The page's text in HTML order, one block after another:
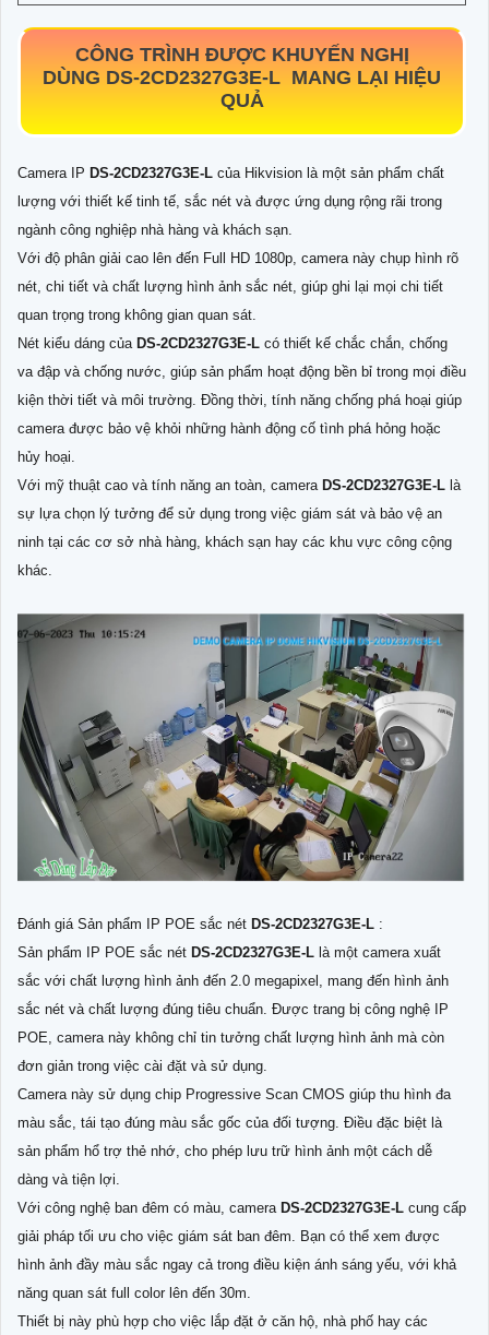
CÔNG TRÌNH ĐƯỢC KHUYẾN NGHỊ
DÙNG DS-2CD2327G3E-L MANG LẠI HIỆU
QUẢ
Camera IP DS-2CD2327G3E-L của Hikvision là một sản phẩm chất
lượng với thiết kế tinh tế, sắc nét và được ứng dụng rộng rãi trong
ngành công nghiệp nhà hàng và khách sạn.
Với độ phân giải cao lên đến Full HD 1080p, camera này chụp hình rõ
nét, chi tiết và chất lượng hình ảnh sắc nét, giúp ghi lại mọi chi tiết
quan trọng trong không gian quan sát.
Nét kiểu dáng của DS-2CD2327G3E-L có thiết kế chắc chắn, chống
va đập và chống nước, giúp sản phẩm hoạt động bền bỉ trong mọi điều
kiện thời tiết và môi trường. Đồng thời, tính năng chống phá hoại giúp
camera được bảo vệ khỏi những hành động cố tình phá hỏng hoặc
hủy hoại.
Với mỹ thuật cao và tính năng an toàn, camera DS-2CD2327G3E-L là
sự lựa chọn lý tưởng để sử dụng trong việc giám sát và bảo vệ an
ninh tại các cơ sở nhà hàng, khách sạn hay các khu vực công cộng
khác.
Đánh giá Sản phẩm IP POE sắc nét DS-2CD2327G3E-L :
Sản phẩm IP POE sắc nét DS-2CD2327G3E-L là một camera xuất
sắc với chất lượng hình ảnh đến 2.0 megapixel, mang đến hình ảnh
sắc nét và chất lượng đúng tiêu chuẩn. Được trang bị công nghệ IP
POE, camera này không chỉ tin tưởng chất lượng hình ảnh mà còn
đơn giản trong việc cài đặt và sử dụng.
Camera này sử dụng chip Progressive Scan CMOS giúp thu hình đa
màu sắc, tái tạo đúng màu sắc gốc của đối tượng. Điều đặc biệt là
sản phẩm hổ trợ thẻ nhớ, cho phép lưu trữ hình ảnh một cách dễ
dàng và tiện lợi.
Với công nghệ ban đêm có màu, camera DS-2CD2327G3E-L cung cấp
giải pháp tối ưu cho việc giám sát ban đêm. Bạn có thể xem được
hình ảnh đầy màu sắc ngay cả trong điều kiện ánh sáng yếu, với khả
năng quan sát full color lên đến 30m.
Thiết bị này phù hợp cho việc lắp đặt ở căn hộ, nhà phố hay các